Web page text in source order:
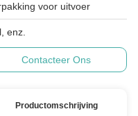
voor uitvoer
enz.
Contacteer Ons
Productomschrijving